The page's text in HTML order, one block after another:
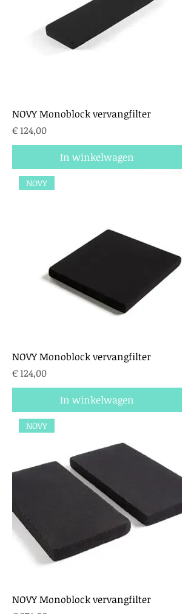
NOVY Monoblock vervangfilter
Prijs
€ 124,00
In winkelwagen
NOVY
NOVY Monoblock vervangfilter
Prijs
€ 124,00
In winkelwagen
NOVY
NOVY Monoblock vervangfilter